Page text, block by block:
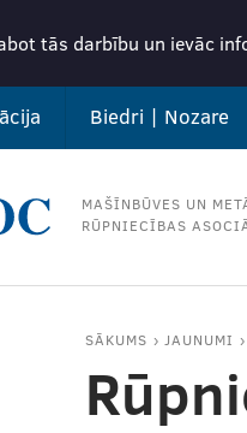
tās darbību un ievāc
Biedri | Nozare
MAŠĪNBŪVES UN
RŪPNIECĪBAS
SĀKUMS JAUNUMI